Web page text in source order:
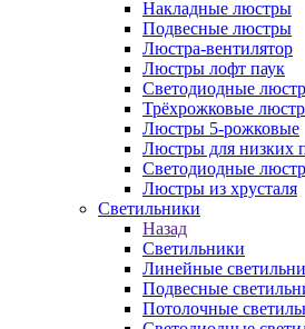
Накладные люстры
Подвесные люстры
Люстра-вентилятор
Люстры лофт паук
Светодиодные
Трёхрожковые
Люстры 5-рожковые
Люстры для низких
Cветодиодные
Люстры из хрусталя
Светильники
Назад
Светильники
Линейные
Подвесные
Потолочные